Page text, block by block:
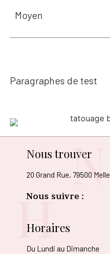
Moyen
Paragraphes de test
Nous trouver
20 Grand Rue, 79500 Melle
N
Nous suivre :
Horaires
Du Lundi au Dimanche
H